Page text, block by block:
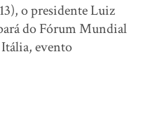
o presidente Luiz
do Fórum Mundial
evento